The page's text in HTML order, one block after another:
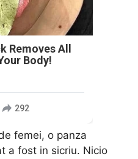
Removes All
Body!
292
femei, o panza
a fost in sicriu. Nicio